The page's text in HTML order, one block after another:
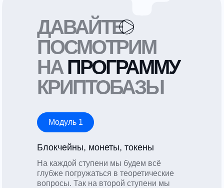
ДАВАЙТЕ
ПОСМОТРИМ
НАПРОГРАММУ
КРИПТОБАЗЫ
Блокчейны, монеты, токены
На каждой ступени мы будем всё
глубже погружаться в теоретические
вопросы. Так на второй ступени мы
Модуль 1